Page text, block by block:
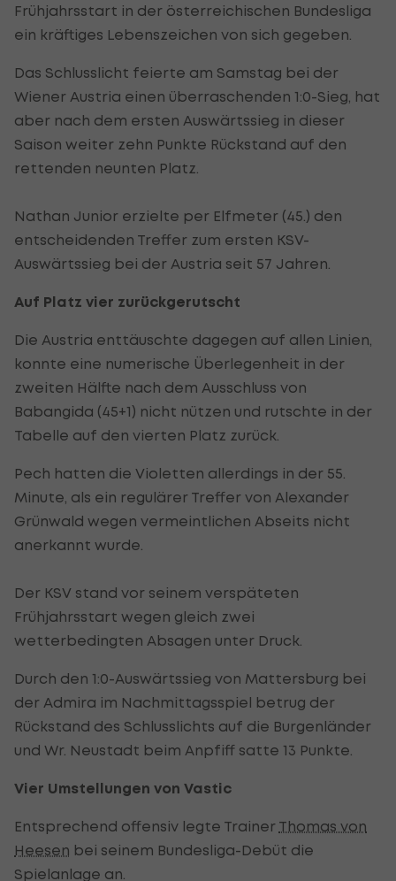
Frühjahrsstart in der österreichischen Bundesliga
ein kräftiges Lebenszeichen von sich gegeben.
Das Schlusslicht feierte am Samstag bei der
Wiener Austria einen überraschenden 1:0-Sieg, hat
aber nach dem ersten Auswärtssieg in dieser
Saison weiter zehn Punkte Rückstand auf den
rettenden neunten Platz.
Nathan Junior erzielte per Elfmeter (45.) den
entscheidenden Treffer zum ersten KSV-
Auswärtssieg bei der Austria seit 57 Jahren.
Auf Platz vier zurückgerutscht
Die Austria enttäuschte dagegen auf allen Linien,
konnte eine numerische Überlegenheit in der
zweiten Hälfte nach dem Ausschluss von
Babangida (45+1) nicht nützen und rutschte in der
Tabelle auf den vierten Platz zurück.
Pech hatten die Violetten allerdings in der 55.
Minute, als ein regulärer Treffer von Alexander
Grünwald wegen vermeintlichen Abseits nicht
anerkannt wurde.
Der KSV stand vor seinem verspäteten
Frühjahrsstart wegen gleich zwei
wetterbedingten Absagen unter Druck.
Durch den 1:0-Auswärtssieg von Mattersburg bei
der Admira im Nachmittagsspiel betrug der
Rückstand des Schlusslichts auf die Burgenländer
und Wr. Neustadt beim Anpfiff satte 13 Punkte.
Vier Umstellungen von Vastic
Entsprechend offensiv legte Trainer Thomas von
Heesen bei seinem Bundesliga-Debüt die
Spielanlage an.